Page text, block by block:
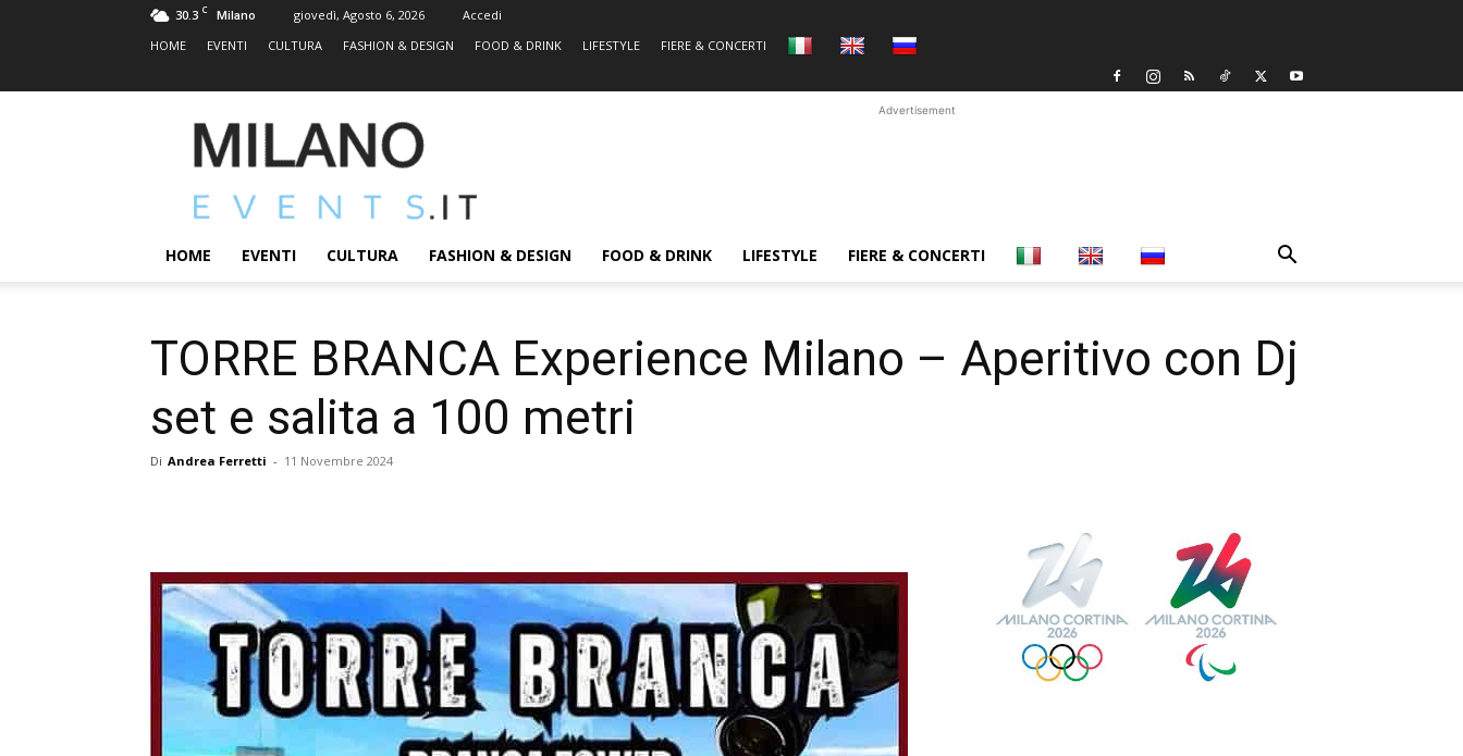
30.3 C Milano giovedì, Agosto 6, 2026
Accedi
HOME
EVENTI CULTURA FASHION & DESIGN FOOD & DRINK LIFESTYLE FIERE & CONCERTI
MILANOEVENTS.IT
|
2.0
ed
Eventi
Advertisement
HOME EVENTI CULTURA FASHION & DESIGN FOOD & DRINK LIFESTYLE FIERE & CONCERTI
TORRE BRANCA Experience Milano – Aperitivo con Dj
set e salita a 100 metri
Di Andrea Ferretti - 11 Novembre 2024